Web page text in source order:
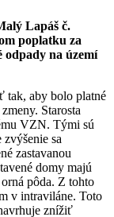
Lapáš č.
poplatku za
odpady na území
tak, aby bolo platné
Starosta
VZN. Tými sú
sa
zastavanou
domy majú
pôda. Z tohto
v intraviláne. Toto
znížiť